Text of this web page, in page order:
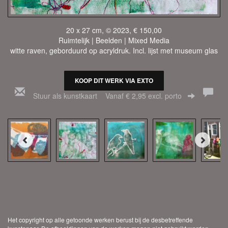
20 x 27 cm, © 2023, € 150,00
Ruimtelijk | Beelden | Mixed Media
witte raven, geborduurd op acryldruk. Incl. lijst met museum glas
KOOP DIT WERK VIA EXTO
Stuur als kunstkaart Vanaf € 2,95 excl. porto
Het copyright op alle getoonde werken berust bij de desbetreffende